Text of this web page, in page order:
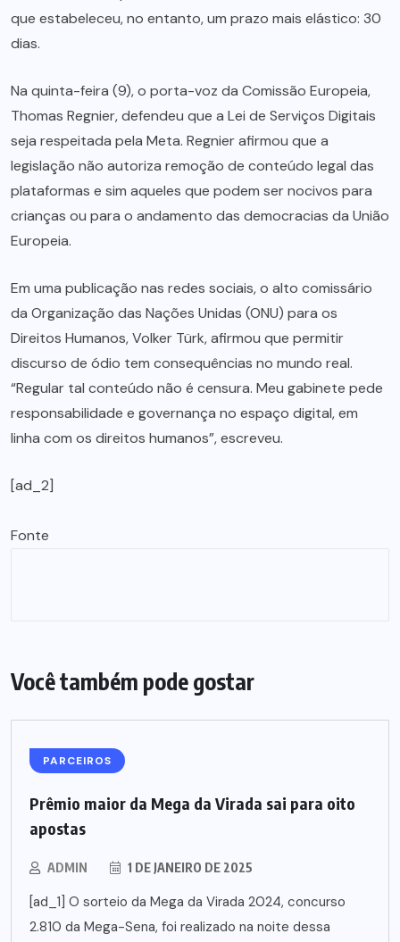
que estabeleceu, no entanto, um prazo mais elástico: 30
dias.
Na quinta-feira (9), o porta-voz da Comissão Europeia,
Thomas Regnier, defendeu que a Lei de Serviços Digitais
seja respeitada pela Meta. Regnier afirmou que a
legislação não autoriza remoção de conteúdo legal das
plataformas e sim aqueles que podem ser nocivos para
crianças ou para o andamento das democracias da União
Europeia.
Em uma publicação nas redes sociais, o alto comissário
da Organização das Nações Unidas (ONU) para os
Direitos Humanos, Volker Türk, afirmou que permitir
discurso de ódio tem consequências no mundo real.
“Regular tal conteúdo não é censura. Meu gabinete pede
responsabilidade e governança no espaço digital, em
linha com os direitos humanos”, escreveu.
[ad_2]
Fonte
Você também pode gostar
PARCEIROS
Prêmio maior da Mega da Virada sai para oito
apostas
ADMIN 1 DE JANEIRO DE 2025
[ad_1] O sorteio da Mega da Virada 2024, concurso
2.810 da Mega-Sena, foi realizado na noite dessa